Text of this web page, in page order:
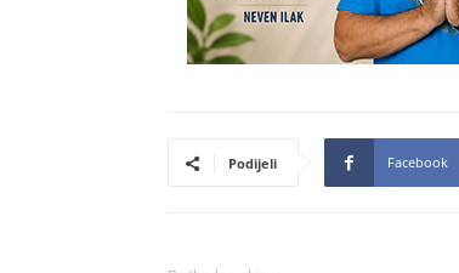
Podijeli Facebook